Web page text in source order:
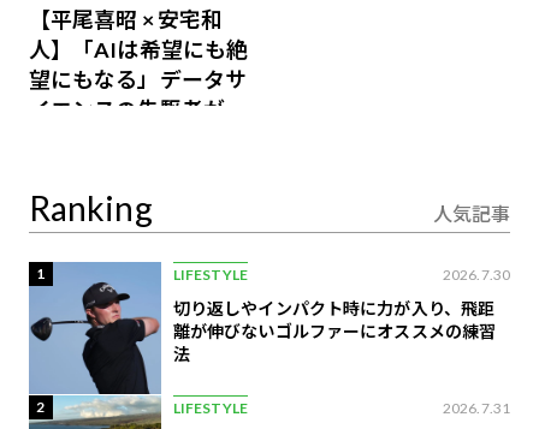
【平尾喜昭 × 安宅和
人】「AIは希望にも絶
望にもなる」データサ
イエンスの先駆者が語
Ranking 人気記事
1 LIFESTYLE 2026.7.30
切り返しやインパクト時に力が入り、飛距
離が伸びないゴルファーにオススメの練習
法
2 LIFESTYLE 2026.7.31